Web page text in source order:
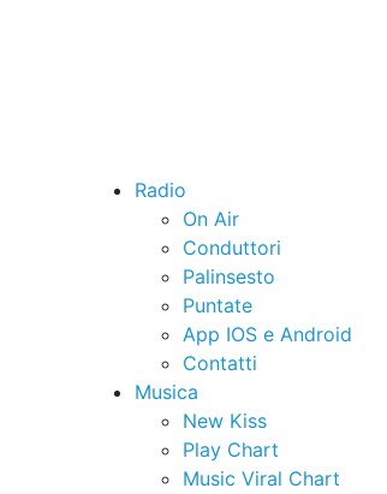
Radio
On Air
Conduttori
Palinsesto
Puntate
App IOS e Android
Contatti
Musica
New Kiss
Play Chart
Music Viral Chart